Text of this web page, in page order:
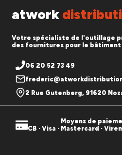
atwork
Votre spécialiste de l'outillage
des fournitures pour le bâtiment
06 20 52 73 49
2 Rue Gutenberg, 91620
Moyens de
CB · Visa · Mastercard ·